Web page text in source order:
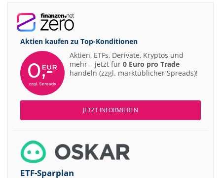
Aktien kaufen zu Top-Konditionen
Aktien, ETFs, Derivate, Kryptos und
mehr – jetzt für 0 Euro pro Trade
handeln (zzgl. marktüblicher Spreads)!
JETZT INFORMIEREN
ETF-Sparplan